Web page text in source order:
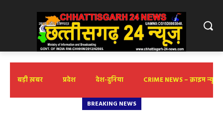
बड़ी ख़बर प्रदेश देश-दुनिया CRIME NEWS – क्राइम न्यूज़
BREAKING NEWS